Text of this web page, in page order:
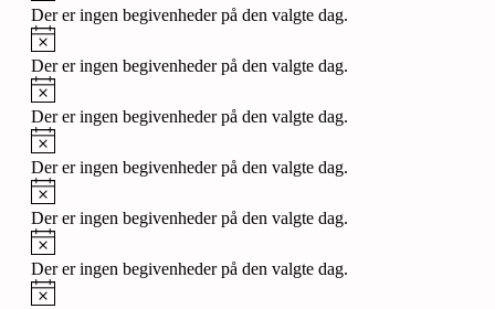
Der er ingen begivenheder på den valgte dag.
Notice
Der er ingen begivenheder på den valgte dag.
Notice
Der er ingen begivenheder på den valgte dag.
Notice
Der er ingen begivenheder på den valgte dag.
Notice
Der er ingen begivenheder på den valgte dag.
Notice
Der er ingen begivenheder på den valgte dag.
Notice